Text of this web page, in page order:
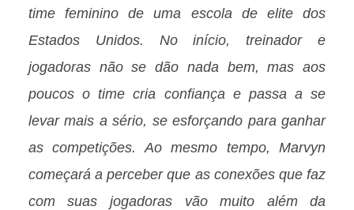
time feminino de uma escola de elite dos
Estados Unidos. No início, treinador e
jogadoras não se dão nada bem, mas aos
poucos o time cria confiança e passa a se
levar mais a sério, se esforçando para ganhar
as competições. Ao mesmo tempo, Marvyn
começará a perceber que as conexões que faz
com suas jogadoras vão muito além da